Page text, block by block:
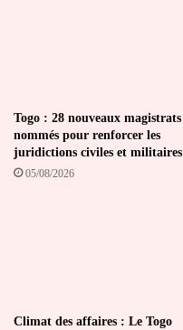
Togo : 28 nouveaux magistrats
nommés pour renforcer les
juridictions civiles et militaires
05/08/2026
Climat des affaires : Le Togo